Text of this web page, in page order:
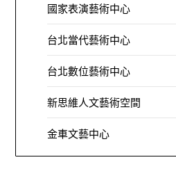
國家表演藝術中心
台北當代藝術中心
台北數位藝術中心
新思維人文藝術空間
金車文藝中心